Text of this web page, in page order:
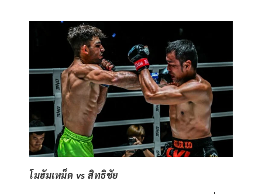
โมฮัมเหม็ด vs สิทธิชัย